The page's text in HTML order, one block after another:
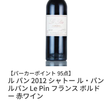
【パーカーポイント 95点】
ル パン 2012 シャトー ル・パン
ルパン Le Pin フランス ボルド
ー 赤ワイン